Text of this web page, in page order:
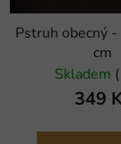
Pstruh obecný -
cm
Skladem
349